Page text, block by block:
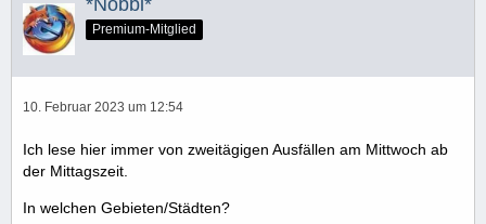
*Nobbi*
Premium-Mitglied
10. Februar 2023 um 12:54
Ich lese hier immer von zweitägigen Ausfällen am Mittwoch ab
der Mittagszeit.
In welchen Gebieten/Städten?